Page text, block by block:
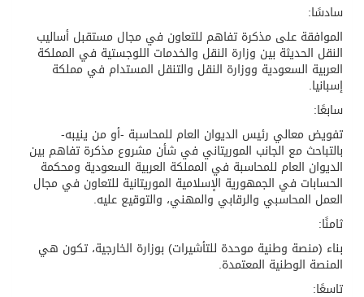
سادسًا:
الموافقة على مذكرة تفاهم للتعاون في مجال مستقبل أساليب
النقل الحديثة بين وزارة النقل والخدمات اللوجستية في المملكة
العربية السعودية ووزارة النقل والتنقل المستدام في مملكة
إسبانيا.
سابعًا:
تفويض معالي رئيس الديوان العام للمحاسبة -أو من ينيبه-
بالتباحث مع الجانب الموريتاني في شأن مشروع مذكرة تفاهم بين
الديوان العام للمحاسبة في المملكة العربية السعودية ومحكمة
الحسابات في الجمهورية الإسلامية الموريتانية للتعاون في مجال
العمل المحاسبي والرقابي والمهني، والتوقيع عليه.
ثامنًا:
بناء (منصة وطنية موحدة للتأشيرات) بوزارة الخارجية، تكون هي
المنصة الوطنية المعتمدة.
تاسعًا: